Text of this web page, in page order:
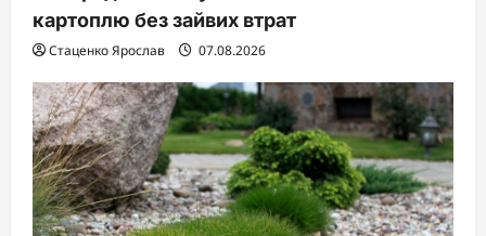
картоплю без зайвих втрат
Стаценко Ярослав 07.08.2026